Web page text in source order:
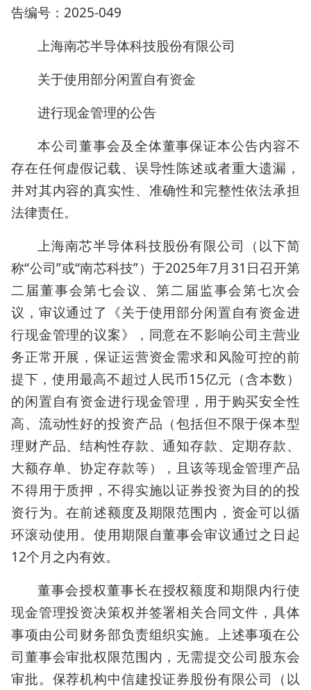
告编号：2025-049
上海南芯半导体科技股份有限公司
关于使用部分闲置自有资金
进行现金管理的公告
本公司董事会及全体董事保证本公告内容不
存在任何虚假记载、误导性陈述或者重大遗漏，
并对其内容的真实性、准确性和完整性依法承担
法律责任。
上海南芯半导体科技股份有限公司（以下简
称“公司”或“南芯科技”）于2025年7月31日召开第
二届董事会第七会议、第二届监事会第七次会
议，审议通过了《关于使用部分闲置自有资金进
行现金管理的议案》，同意在不影响公司主营业
务正常开展，保证运营资金需求和风险可控的前
提下，使用最高不超过人民币15亿元（含本数）
的闲置自有资金进行现金管理，用于购买安全性
高、流动性好的投资产品（包括但不限于保本型
理财产品、结构性存款、通知存款、定期存款、
大额存单、协定存款等），且该等现金管理产品
不得用于质押，不得实施以证券投资为目的的投
资行为。在前述额度及期限范围内，资金可以循
环滚动使用。使用期限自董事会审议通过之日起
12个月之内有效。
董事会授权董事长在授权额度和期限内行使
现金管理投资决策权并签署相关合同文件，具体
事项由公司财务部负责组织实施。上述事项在公
司董事会审批权限范围内，无需提交公司股东会
审批。保荐机构中信建投证券股份有限公司（以